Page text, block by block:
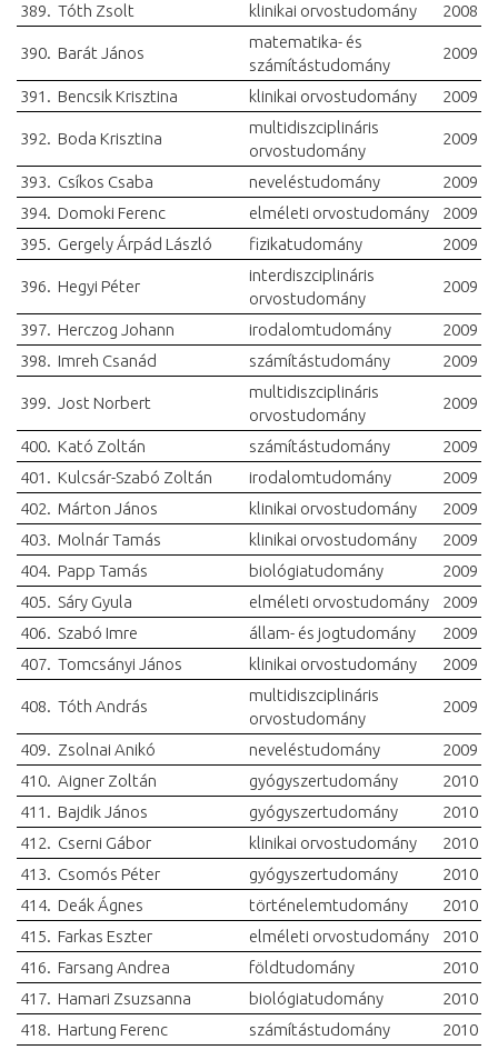
389. Tóth Zsolt klinikai orvostudomány 2008
390. Barát János
matematika- és
számítástudomány
2009
391. Bencsik Krisztina klinikai orvostudomány 2009
392. Boda Krisztina
multidiszciplináris
orvostudomány
2009
393. Csíkos Csaba neveléstudomány
2009
394. Domoki Ferenc elméleti orvostudomány
2009
395. Gergely Árpád László fizikatudomány 2009
396. Hegyi Péter
interdiszciplináris
orvostudomány
2009
397. Herczog Johann irodalomtudomány
2009
398. Imreh Csanád számítástudomány 2009
399. Jost Norbert
multidiszciplináris
orvostudomány
2009
400. Kató Zoltán számítástudomány
2009
401. Kulcsár-Szabó Zoltán irodalomtudomány
2009
402. Márton János klinikai orvostudomány
2009
403. Molnár Tamás klinikai orvostudomány
2009
404. Papp Tamás biológiatudomány
2009
405. Sáry Gyula elméleti orvostudomány
2009
406. Szabó Imre állam- és jogtudomány
2009
407. Tomcsányi János klinikai orvostudomány 2009
408. Tóth András
multidiszciplináris
orvostudomány
2009
409. Zsolnai Anikó neveléstudomány
2009
410. Aigner Zoltán gyógyszertudomány
2010
411. Bajdik János gyógyszertudomány
2010
412. Cserni Gábor klinikai orvostudomány
2010
413. Csomós Péter gyógyszertudomány
2010
414. Deák Ágnes történelemtudomány
2010
415. Farkas Eszter elméleti orvostudomány
2010
416. Farsang Andrea földtudomány
2010
417. Hamari Zsuzsanna biológiatudomány
2010
418. Hartung Ferenc számítástudomány
2010